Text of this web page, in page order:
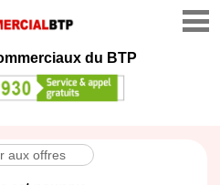
du BTP
aux offres